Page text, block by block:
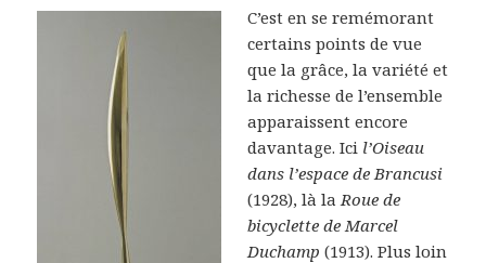
C’est en se remémorant
certains points de vue
que la grâce, la variété et
la richesse de l’ensemble
apparaissent encore
davantage. Ici l’Oiseau
dans l’espace de Brancusi
(1928), là la Roue de
bicyclette de Marcel
Duchamp (1913). Plus loin